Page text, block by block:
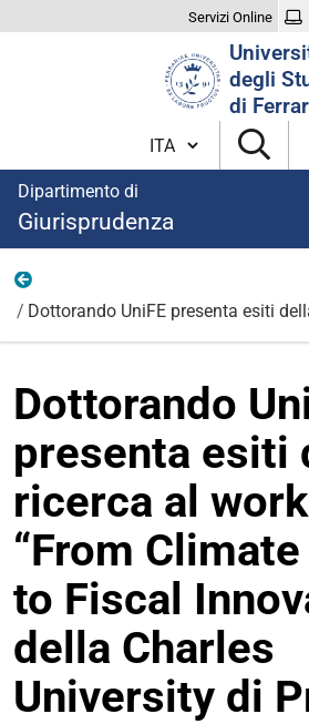
Servizi Online
degli
di
Cambia lingua
Dipartimento di
Giurisprudenza
Dottorando UniFE presenta esiti
Dottorando
presenta esiti
ricerca al
“From
to Fiscal
della Charles
University di